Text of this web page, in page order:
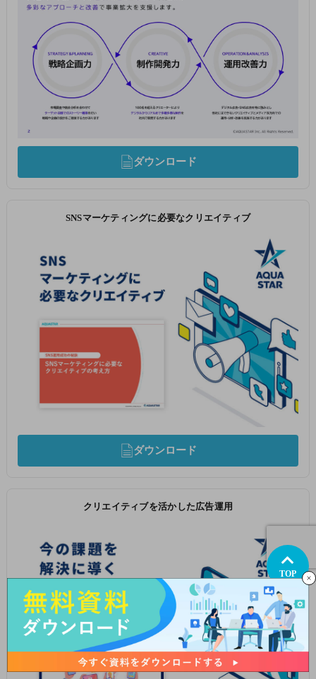
ダウンロード
SNSマーケティングに必要なクリエイティブ
ダウンロード
クリエイティブを活かした広告運用
TOP